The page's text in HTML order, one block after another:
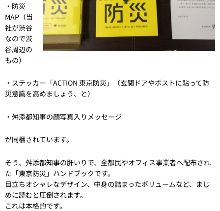
・防災
MAP（当
社が渋谷
なので渋
谷周辺の
もの）
・ステッカー「ACTION 東京防災」（玄関ドアやポストに貼って防
災意識を高めましょう、と）
・舛添都知事の顔写真入りメッセージ
が同梱されています。
そう、舛添都知事の肝いりで、全都民やオフィス事業者へ配布され
た「東京防災」ハンドブックです。
目立ちオシャレなデザイン、中身の詰まったボリュームなど、まじ
めに読むと圧倒されます。
これは本格的です。